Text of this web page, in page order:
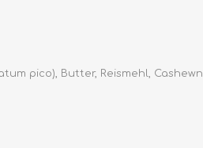
pico), Butter, Reismehl,